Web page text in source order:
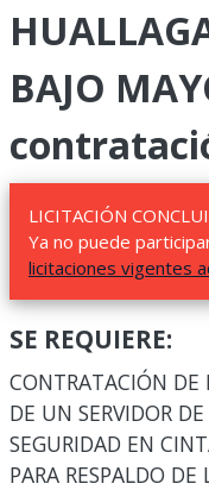
BAJO
LICITACIÓN
Ya no puede
licitaciones vigentes
SE REQUIERE:
CONTRATACIÓN DE
DE UN SERVIDOR
SEGURIDAD EN
PARA RESPALDO